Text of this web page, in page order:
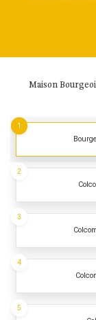
Maison
1
2
3
4
5